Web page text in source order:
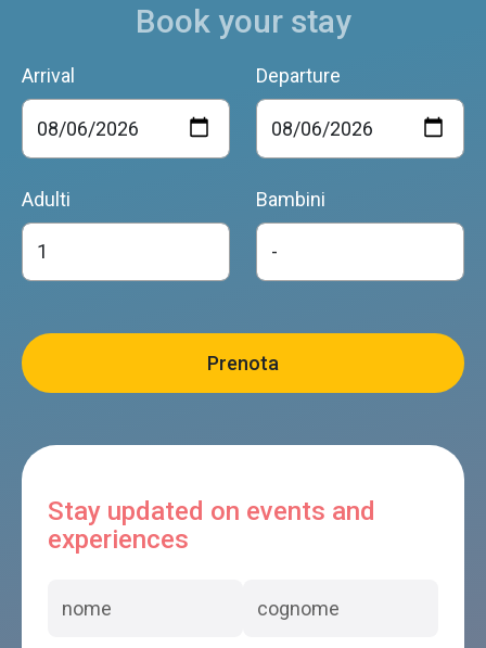
Book your stay
Arrival Departure
Adulti Bambini
Stay updated on events and
experiences